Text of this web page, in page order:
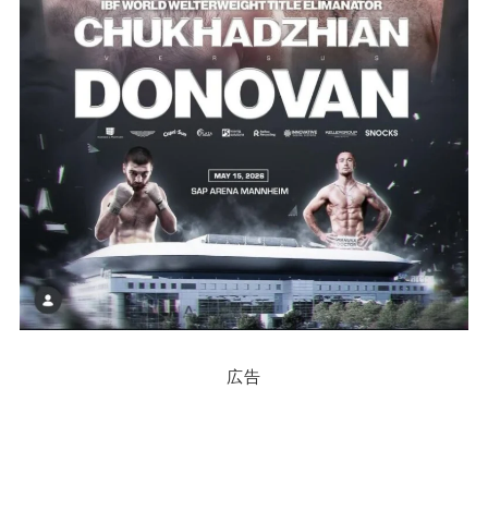
広告